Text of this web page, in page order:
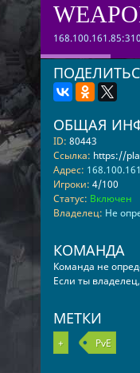
ОБЩАЯ
ID: 80443
Ссылка: https://
Адрес:
Игроки: 4/100
Статус: Включен
Владелец: Не
КОМАНДА
Команда не
Если ты владелец,
МЕТКИ
+ PvE